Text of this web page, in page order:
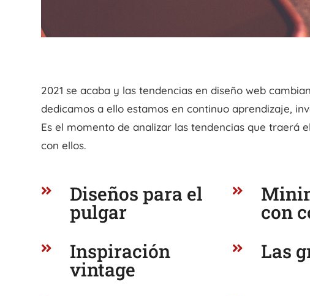
2021 se acaba y las tendencias en diseño web
dedicamos a ello estamos en continuo aprendizaje,
Es el momento de analizar las tendencias que traerá
con ellos.
 Diseños para el
pulgar

con
 Inspiración
vintage
 Las